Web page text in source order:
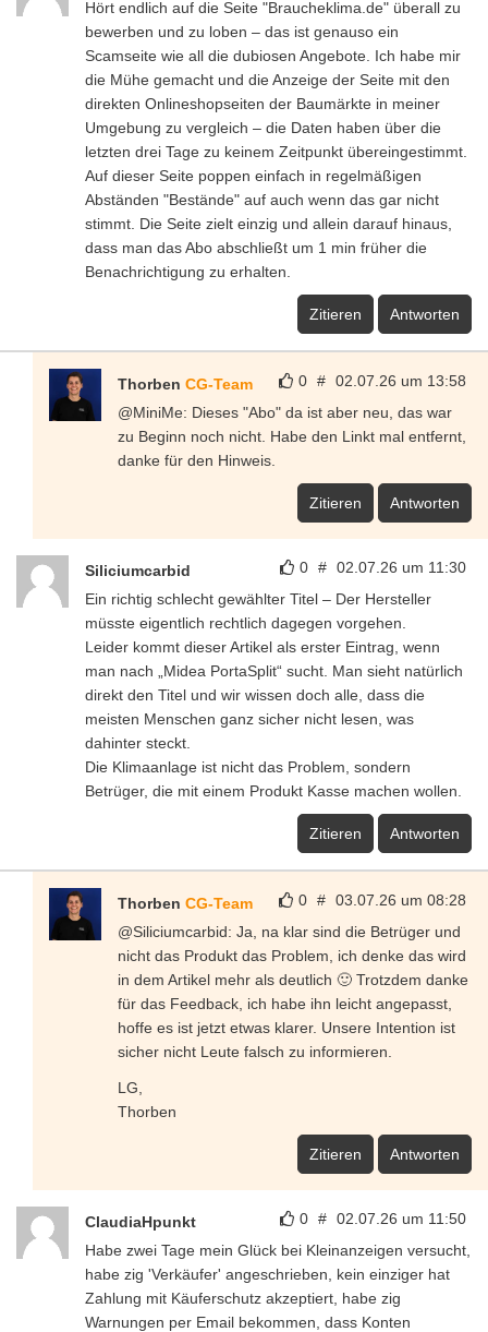
Hört endlich auf die Seite "Braucheklima.de" überall zu
bewerben und zu loben – das ist genauso ein
Scamseite wie all die dubiosen Angebote. Ich habe mir
die Mühe gemacht und die Anzeige der Seite mit den
direkten Onlineshopseiten der Baumärkte in meiner
Umgebung zu vergleich – die Daten haben über die
letzten drei Tage zu keinem Zeitpunkt übereingestimmt.
Auf dieser Seite poppen einfach in regelmäßigen
Abständen "Bestände" auf auch wenn das gar nicht
stimmt. Die Seite zielt einzig und allein darauf hinaus,
dass man das Abo abschließt um 1 min früher die
Benachrichtigung zu erhalten.
Zitieren Antworten
0 # 02.07.26 um 13:58
Thorben CG-Team
@MiniMe: Dieses "Abo" da ist aber neu, das war
zu Beginn noch nicht. Habe den Linkt mal entfernt,
danke für den Hinweis.
Zitieren Antworten
0 # 02.07.26 um 11:30
Siliciumcarbid
Ein richtig schlecht gewählter Titel – Der Hersteller
müsste eigentlich rechtlich dagegen vorgehen.
Leider kommt dieser Artikel als erster Eintrag, wenn
man nach „Midea PortaSplit“ sucht. Man sieht natürlich
direkt den Titel und wir wissen doch alle, dass die
meisten Menschen ganz sicher nicht lesen, was
dahinter steckt.
Die Klimaanlage ist nicht das Problem, sondern
Betrüger, die mit einem Produkt Kasse machen wollen.
Zitieren Antworten
0 # 03.07.26 um 08:28
Thorben CG-Team
@Siliciumcarbid: Ja, na klar sind die Betrüger und
nicht das Produkt das Problem, ich denke das wird
in dem Artikel mehr als deutlich 🙂 Trotzdem danke
für das Feedback, ich habe ihn leicht angepasst,
hoffe es ist jetzt etwas klarer. Unsere Intention ist
sicher nicht Leute falsch zu informieren.
LG,
Thorben
Zitieren Antworten
0 # 02.07.26 um 11:50
ClaudiaHpunkt
Habe zwei Tage mein Glück bei Kleinanzeigen versucht,
habe zig 'Verkäufer' angeschrieben, kein einziger hat
Zahlung mit Käuferschutz akzeptiert, habe zig
Warnungen per Email bekommen, dass Konten